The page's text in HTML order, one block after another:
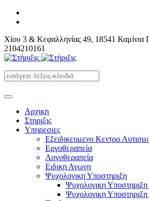
Χίου 3 & Κεφαλληνίας 49, 18541 Καμίνια
2104210161
Αρχικη
Στηριξις
Υπηρεσιες
Εξειδικευμενο Κεντρο
Εργοθεραπεία
Λογοθεραπεία
Ειδικη Αγωγη
Ψυχολογικη Υποστηριξη
Ψυχολογικη
Ψυχολογικη